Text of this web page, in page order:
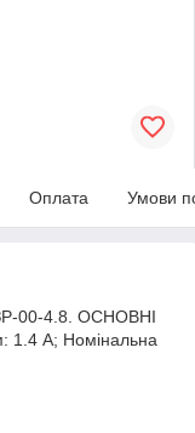
Оплата Умови
00-4.8. ОСНОВНІ
1.4 А; Номінальна